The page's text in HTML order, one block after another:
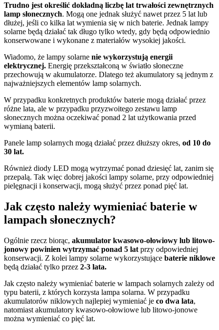
Trudno jest określić dokładną liczbę lat trwałości zewnętrznych
lamp słonecznych. Mogą one jednak służyć nawet przez 5 lat lub
dłużej, jeśli co kilka lat wymienia się w nich baterie. Jednak lampy
solarne będą działać tak długo tylko wtedy, gdy będą odpowiednio
konserwowane i wykonane z materiałów wysokiej jakości.
Wiadomo, że lampy solarne nie wykorzystują energii
elektrycznej. Energię przekształconą w światło słoneczne
przechowują w akumulatorze. Dlatego też akumulatory są jednym z
najważniejszych elementów lamp solarnych.
W przypadku konkretnych produktów baterie mogą działać przez
różne lata, ale w przypadku przyzwoitego zestawu lamp
słonecznych można oczekiwać ponad 2 lat użytkowania przed
wymianą baterii.
Panele lamp solarnych mogą działać przez dłuższy okres, od 10 do
30 lat.
Również diody LED mogą wytrzymać ponad dziesięć lat, zanim się
przepalą. Tak więc dobrej jakości lampy solarne, przy odpowiedniej
pielęgnacji i konserwacji, mogą służyć przez ponad pięć lat.
Jak często należy wymieniać baterie w
lampach słonecznych?
Ogólnie rzecz biorąc, akumulator kwasowo-ołowiowy lub litowo-
jonowy powinien wytrzymać ponad 5 lat przy odpowiedniej
konserwacji. Z kolei lampy solarne wykorzystujące baterie niklowe
będą działać tylko przez 2-3 lata.
Jak często należy wymieniać baterie w lampach solarnych zależy od
typu baterii, z których korzysta lampa solarna. W przypadku
akumulatorów niklowych najlepiej wymieniać je co dwa lata,
natomiast akumulatory kwasowo-ołowiowe lub litowo-jonowe
można wymieniać co pięć lat.